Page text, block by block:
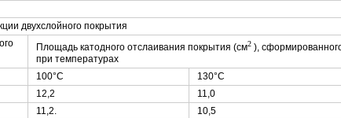
двухслойного покрытия
Площадь катодного отслаивания покрытия (см2),
при температурах
100°С
130°С
12,2
11,0
11,2.
10,5